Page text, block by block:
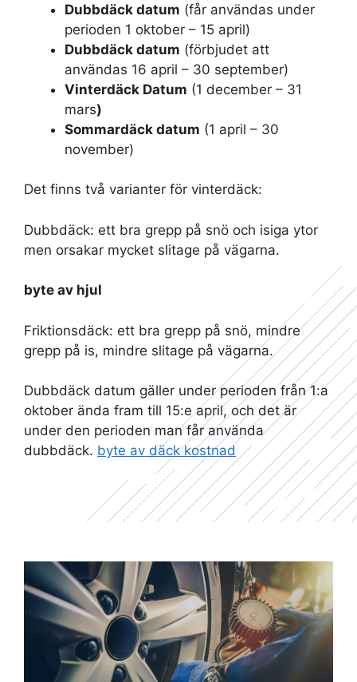
Dubbdäck datum (får användas under
perioden 1 oktober – 15 april)
Dubbdäck datum (förbjudet att
användas 16 april – 30 september)
Vinterdäck Datum (1 december – 31
mars)
Sommardäck datum (1 april – 30
november)
Det finns två varianter för vinterdäck:
Dubbdäck: ett bra grepp på snö och isiga ytor
men orsakar mycket slitage på vägarna.
byte av hjul
Friktionsdäck: ett bra grepp på snö, mindre
grepp på is, mindre slitage på vägarna.
Dubbdäck datum gäller under perioden från 1:a
oktober ända fram till 15:e april, och det är
under den perioden man får använda
dubbdäck. byte av däck kostnad